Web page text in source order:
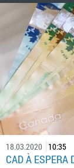
18.03.2020 10:35
CAD À ESPERA